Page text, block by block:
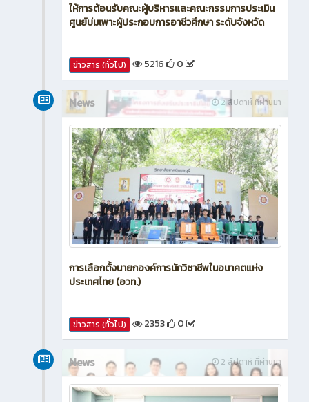
ให้การต้อนรับคณะผู้บริหารและคณะกรรมการประเมิน
ศูนย์บ่มเพาะผู้ประกอบการอาชีวศึกษา ระดับจังหวัด
ข่าวสาร (ทั่วไป) 5216 0
2 สัปดาห์ ที่ผ่านมา
News
การเลือกตั้งนายกองค์การนักวิชาชีพในอนาคตแห่ง
ประเทศไทย (อวท.)
ข่าวสาร (ทั่วไป) 2353 0
2 สัปดาห์ ที่ผ่านมา
News